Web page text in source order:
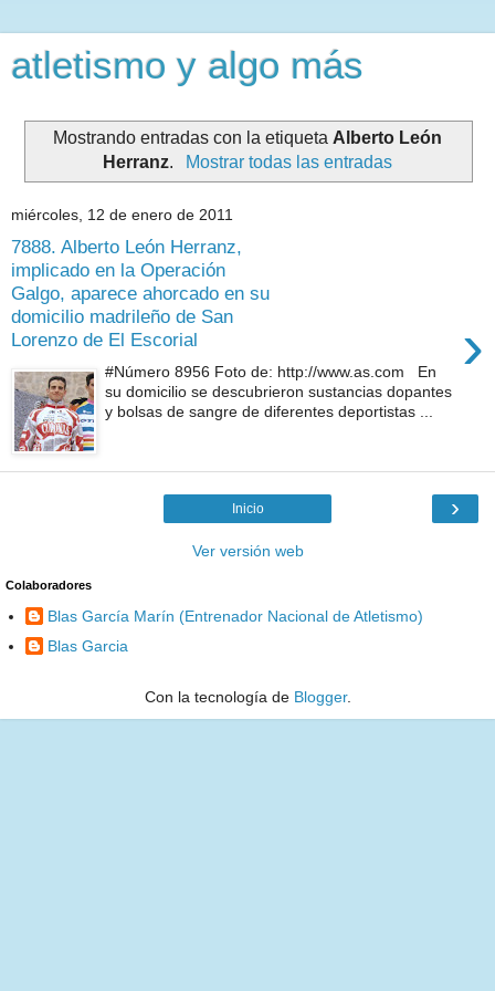
atletismo y algo más
Mostrando entradas con la etiqueta Alberto León
Herranz. Mostrar todas las entradas
miércoles, 12 de enero de 2011
7888. Alberto León Herranz,
implicado en la Operación
Galgo, aparece ahorcado en su
domicilio madrileño de San
Lorenzo de El Escorial
›
#Número 8956 Foto de: http://www.as.com En
su domicilio se descubrieron sustancias dopantes
y bolsas de sangre de diferentes deportistas ...
›
Inicio
Ver versión web
Colaboradores
Blas García Marín (Entrenador Nacional de Atletismo)
Blas Garcia
Con la tecnología de Blogger.